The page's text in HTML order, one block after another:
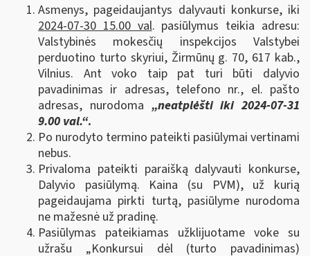
Asmenys, pageidaujantys dalyvauti konkurse, iki
2024-07-30 15.00 val. pasiūlymus teikia adresu:
Valstybinės mokesčių inspekcijos Valstybei
perduotino turto skyriui, Žirmūnų g. 70, 617 kab.,
Vilnius. Ant voko taip pat turi būti dalyvio
pavadinimas ir adresas, telefono nr., el. pašto
adresas, nurodoma „neatplėšti iki 2024-07-31
9.00 val.“.
Po nurodyto termino pateikti pasiūlymai vertinami
nebus.
Privaloma pateikti paraišką dalyvauti konkurse,
Dalyvio pasiūlymą. Kaina (su PVM), už kurią
pageidaujama pirkti turtą, pasiūlyme nurodoma
ne mažesnė už pradinę.
Pasiūlymas pateikiamas užklijuotame voke su
užrašu „Konkursui dėl (turto pavadinimas)